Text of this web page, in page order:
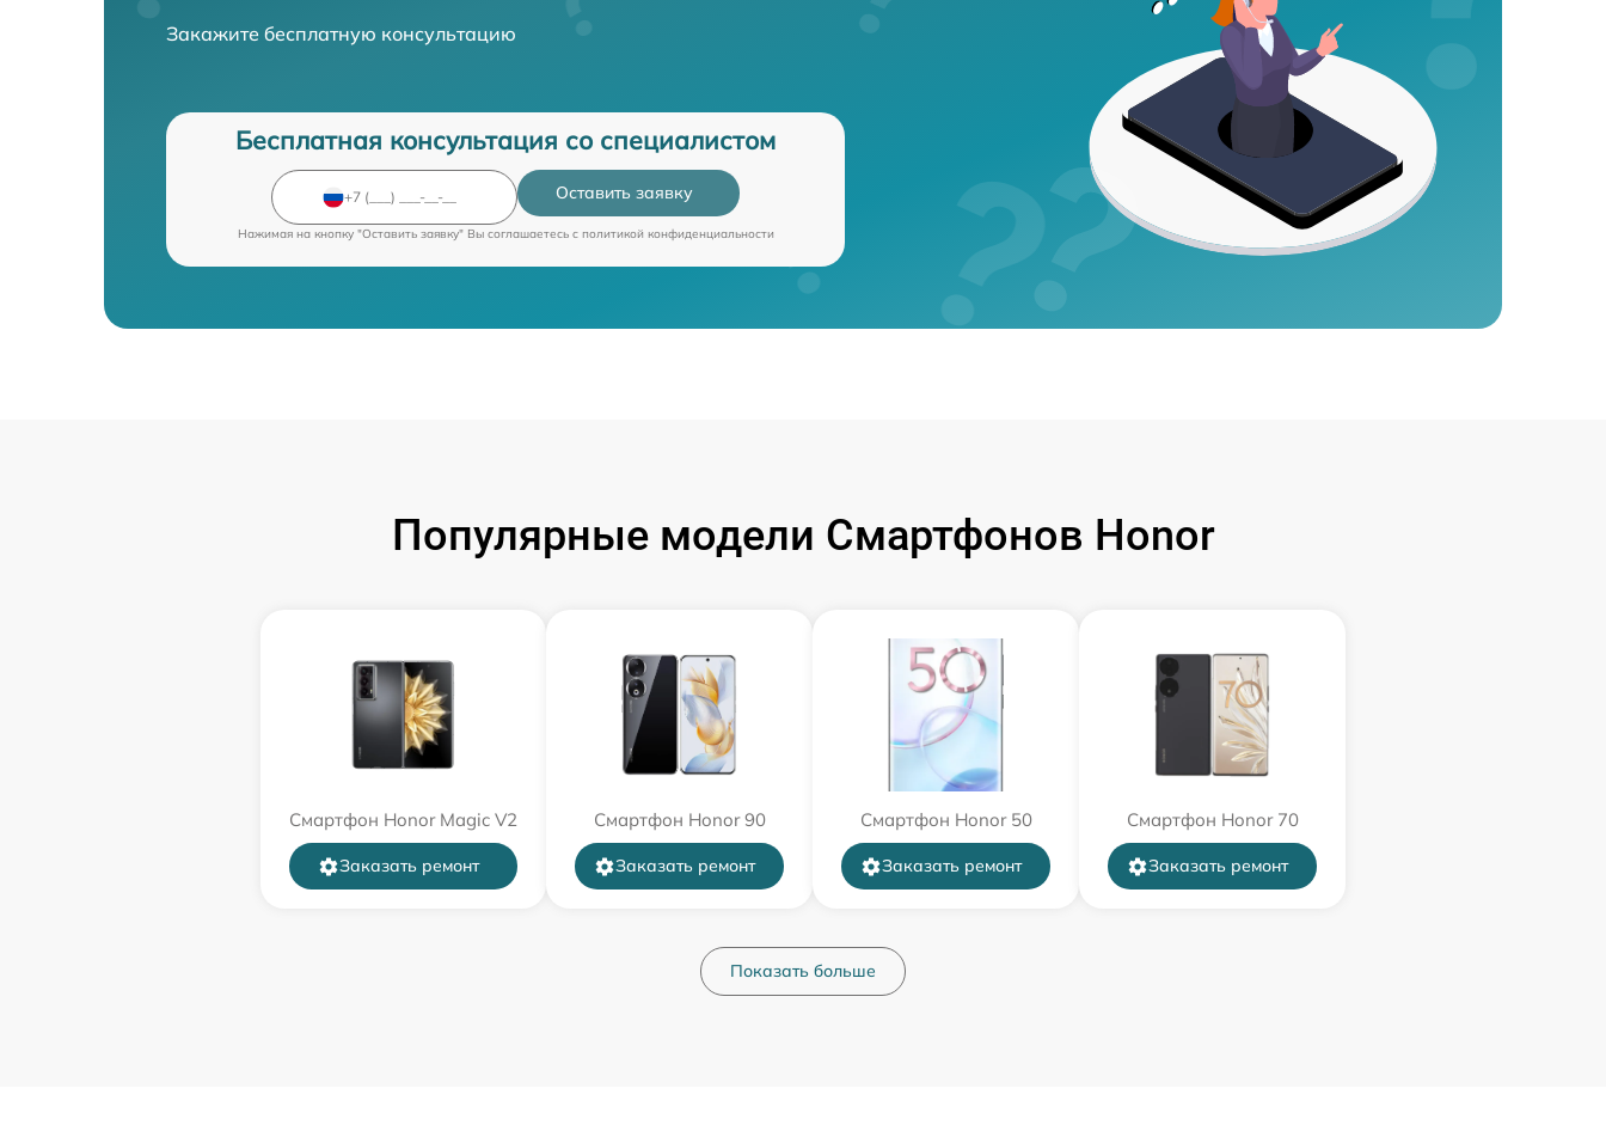
Закажите бесплатную консультацию
Бесплатная консультация со специалистом
Оставить заявку
Нажимая на кнопку "Оставить заявку" Вы соглашаетесь c политикой конфиденциальности
Популярные модели Смартфонов Honor
Смартфон Honor Magic V2
Заказать ремонт
Смартфон Honor 90
Заказать ремонт
Смартфон Honor 50
Заказать ремонт
Смартфон Honor 70
Заказать ремонт
Показать больше